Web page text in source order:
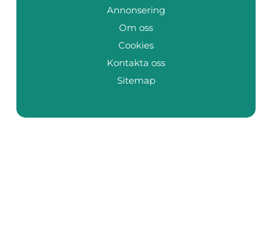
Annonsering
Om oss
Cookies
Kontakta oss
Sitemap